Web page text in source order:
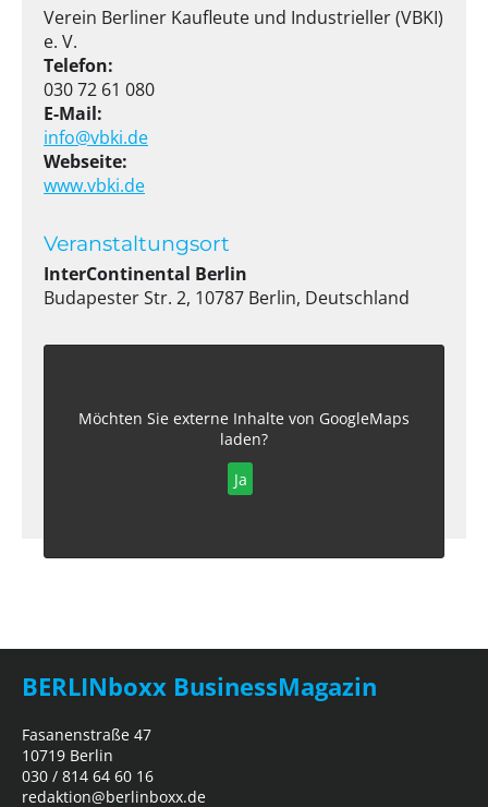
Verein Berliner Kaufleute und Industrieller (VBKI)
e. V.
Telefon:
030 72 61 080
E-Mail:
info@vbki.de
Webseite:
www.vbki.de
Veranstaltungsort
InterContinental Berlin
Budapester Str. 2, 10787 Berlin, Deutschland
Möchten Sie externe Inhalte von GoogleMaps
laden?
Ja
BERLINboxx BusinessMagazin
Fasanenstraße 47
10719 Berlin
030 / 814 64 60 16
redaktion@berlinboxx.de